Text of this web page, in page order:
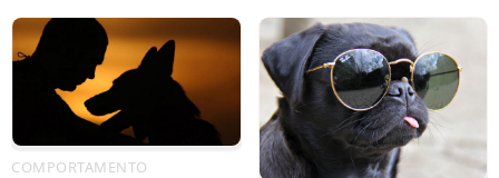
COMPORTAMENTO